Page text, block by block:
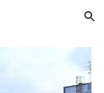
Skip to navigation